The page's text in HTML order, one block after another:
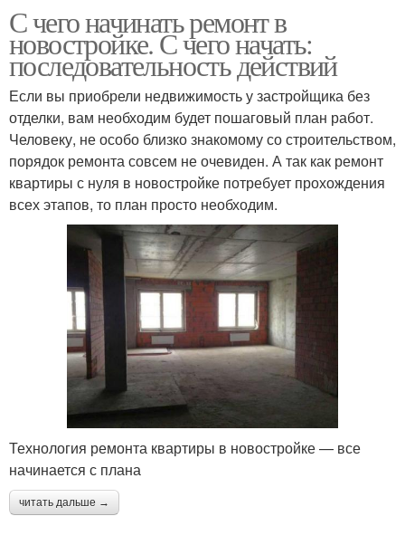
С чего начинать ремонт в
новостройке. С чего начать:
последовательность действий
Если вы приобрели недвижимость у застройщика без
отделки, вам необходим будет пошаговый план работ.
Человеку, не особо близко знакомому со строительством,
порядок ремонта совсем не очевиден. А так как ремонт
квартиры с нуля в новостройке потребует прохождения
всех этапов, то план просто необходим.
Технология ремонта квартиры в новостройке — все
начинается с плана
читать дальше →